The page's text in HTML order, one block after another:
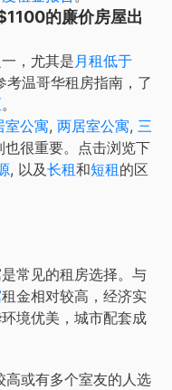
的廉价房屋出
，尤其是月租低于
考温哥华租房指南，了
。
室公寓, 两居室公寓, 三
也很重要。点击浏览下
, 以及长租和短租的区
常见的租房选择。与
租金相对较高，经济实
环境优美，城市配套成
高或有多个室友的人选